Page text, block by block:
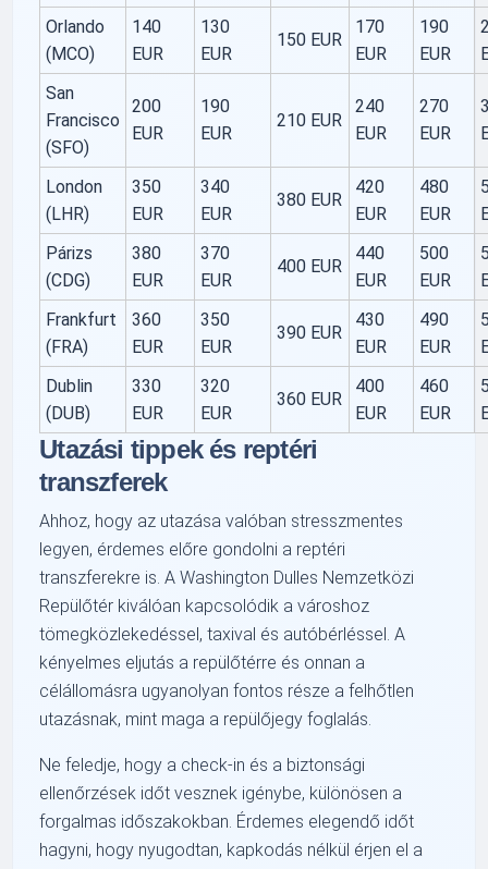
Orlando
(MCO)
140
EUR
130
EUR
150 EUR
170
EUR
190
EUR
San
Francisco
(SFO)
200
EUR
190
EUR
210 EUR
240
EUR
270
EUR
London
(LHR)
350
EUR
340
EUR
380 EUR
420
EUR
480
EUR
Párizs
(CDG)
380
EUR
370
EUR
400 EUR
440
EUR
500
EUR
Frankfurt
(FRA)
360
EUR
350
EUR
390 EUR
430
EUR
490
EUR
Dublin
(DUB)
330
EUR
320
EUR
360 EUR
400
EUR
460
EUR
Utazási tippek és reptéri
transzferek
Ahhoz, hogy az utazása valóban stresszmentes
legyen, érdemes előre gondolni a reptéri
transzferekre is. A Washington Dulles Nemzetközi
Repülőtér kiválóan kapcsolódik a városhoz
tömegközlekedéssel, taxival és autóbérléssel. A
kényelmes eljutás a repülőtérre és onnan a
célállomásra ugyanolyan fontos része a felhőtlen
utazásnak, mint maga a repülőjegy foglalás.
Ne feledje, hogy a check-in és a biztonsági
ellenőrzések időt vesznek igénybe, különösen a
forgalmas időszakokban. Érdemes elegendő időt
hagyni, hogy nyugodtan, kapkodás nélkül érjen el a